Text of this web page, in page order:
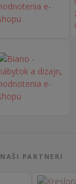
NAŠI PARTNERI